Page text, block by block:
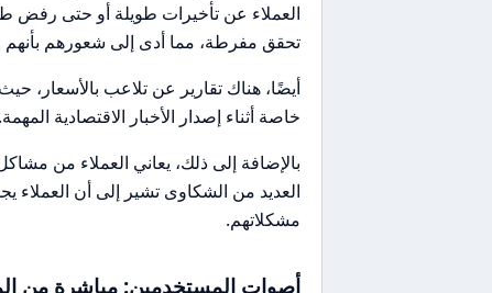
العملاء عن تأخيرات طويلة أو حتى رفض
تحقق مفرطة، مما أدى إلى شعورهم
أيضًا، هناك تقارير عن تلاعب بالأسعار،
خاصة أثناء إصدار الأخبار الاقتصادية
بالإضافة إلى ذلك، يعاني العملاء من
العديد من الشكاوى تشير إلى أن
مشكلاتهم.
أصوات المستخدمين: مباشرة من